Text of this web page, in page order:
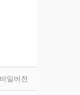
일버전